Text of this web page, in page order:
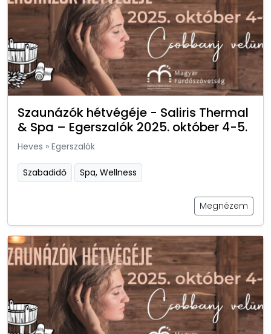
Szaunázók hétvégéje - Saliris Thermal
& Spa – Egerszalók 2025. október 4-5.
Heves » Egerszalók
Szabadidő Spa, Wellness
Megnézem